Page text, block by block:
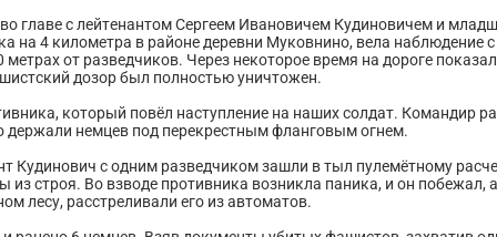
главе с лейтенантом Сергеем Ивановичем Кудиновичем и
на 4 километра в районе деревни Муковнино, вела наблюдение
от разведчиков. Через некоторое время на дороге
дозор был полностью уничтожен.
который повёл наступление на наших солдат. Командир
держали немцев под перекрестным фланговым огнем.
Кудинович с одним разведчиком зашли в тыл пулемётному
строя. Во взводе противника возникла паника, и он побежал,
лесу, расстреливали его из автоматов.